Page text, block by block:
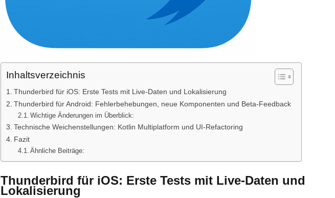
Inhaltsverzeichnis
Thunderbird für iOS: Erste Tests mit Live-Daten und Lokalisierung
Thunderbird für Android: Fehlerbehebungen, neue Komponenten und Beta-Feedback
Wichtige Änderungen im Überblick:
Technische Weichenstellungen: Kotlin Multiplatform und UI-Refactoring
Fazit
Ähnliche Beiträge:
Thunderbird für iOS: Erste Tests mit Live-Daten und
Lokalisierung